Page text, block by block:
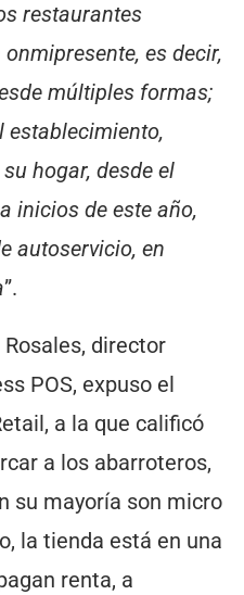
restaurantes
es decir,
múltiples formas;
establecimiento,
hogar, desde el
inicios de este año,
autoservicio, en
”.
director
POS, expuso el
a la que calificó
a los abarroteros,
su mayoría son micro
la tienda está en una
renta, a